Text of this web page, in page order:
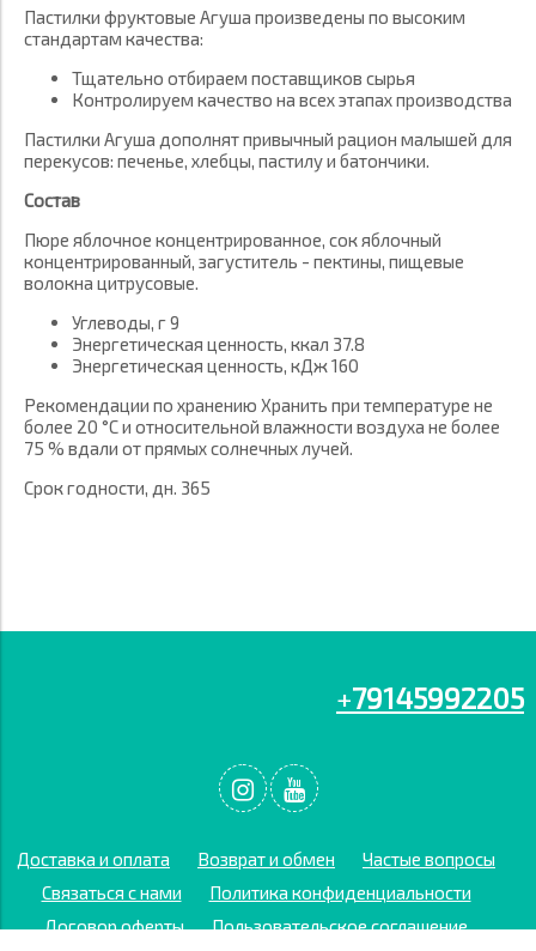
Пастилки фруктовые Агуша произведены по высоким
стандартам качества:
Тщательно отбираем поставщиков сырья
Контролируем качество на всех этапах производства
Пастилки Агуша дополнят привычный рацион малышей для
перекусов: печенье, хлебцы, пастилу и батончики.
Состав
Пюре яблочное концентрированное, сок яблочный
концентрированный, загуститель - пектины, пищевые
волокна цитрусовые.
Углеводы, г 9
Энергетическая ценность, ккал 37.8
Энергетическая ценность, кДж 160
Рекомендации по хранению Хранить при температуре не
более 20 °С и относительной влажности воздуха не более
75 % вдали от прямых солнечных лучей.
Срок годности, дн. 365
+79145992205
Доставка и оплата Возврат и обмен
Частые вопросы
Связаться с нами
Политика конфиденциальности
Договор оферты
Пользовательское соглашение